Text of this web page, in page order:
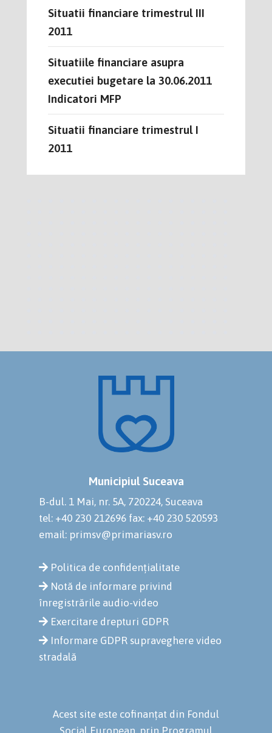
Situatii financiare trimestrul III
2011
Situatiile financiare asupra
executiei bugetare la 30.06.2011
Indicatori MFP
Situatii financiare trimestrul I
2011
Municipiul Suceava
B-dul. 1 Mai, nr. 5A, 720224, Suceava
tel: +40 230 212696 fax: +40 230 520593
email: primsv@primariasv.ro
Politica de confidențialitate
Notă de informare privind
înregistrările audio-video
Exercitare drepturi GDPR
Informare GDPR supraveghere video
stradală
Acest site este cofinanțat din Fondul
Social European, prin Programul